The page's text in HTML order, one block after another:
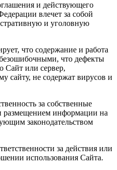
и действующего
влечет за собой
и уголовную
что содержание и работа
что дефекты
Сайт или сервер,
сайту, не содержат вирусов и
за собственные
размещением информации на
законодательством
за действия или
использования Сайта.